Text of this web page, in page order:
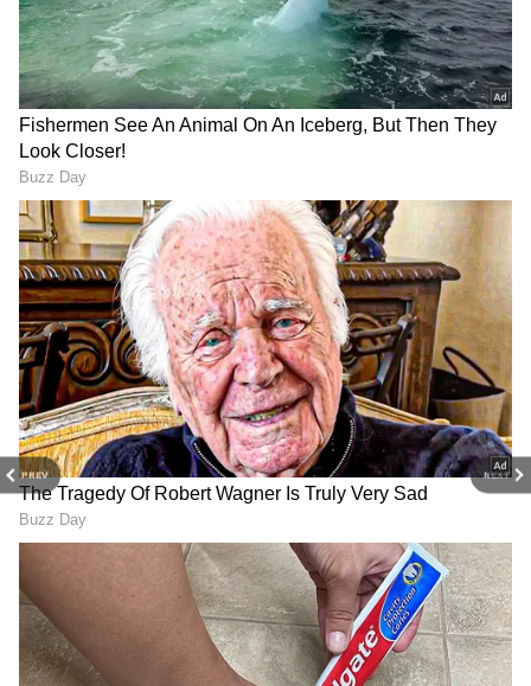
PREV NEXT
நடிகருக்கான சைமா விருதுகளை தட்டி
சென்று இருந்தார் விஷ்ணு விஷால்.
இவரின் சமீபத்தை படமான எஃப் ஐ ஆர்
வெளியாகி விமர்சன ரீதியில் வெற்றிகளை
பெற்றிருந்தது. இந்த படத்தை மனு ஆனந்த்
என்பவர் இயக்கி இருந்தார்.
மேலும் செய்திகளுக்கு..கவர்ச்சி கடலில்
ஐஸ்வர்யா ராஜேஷ்..தொடை தெரிய
கிழிந்த உடையில் கிக் போஸ் !
இதில் கௌதம் வாசுதேவ் மேனன் மஞ்சிமா
மோகன் பிரபா மோனிகாசான் ரைசா
வில்சன் உள்ளிட்டோர் முக்கிய இடங்களில்
நடித்திருந்தனர் கடந்த பிப்ரவரி 11ஆம் தேதி
வெளியான இந்த படம் 24 கோடி ரூபாயை
வசூலாக பெற்று இருந்தது.